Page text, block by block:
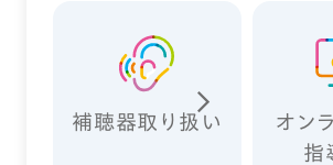
補聴器取り扱い
オン
指